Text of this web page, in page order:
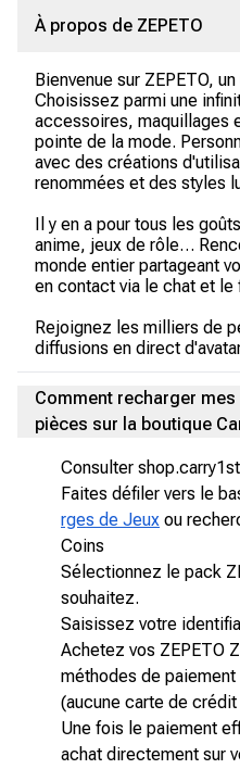
À propos de ZEPETO
Bienvenue sur ZEPETO,
Choisissez parmi une
accessoires, maquillages
pointe de la mode.
avec des créations
renommées et des styles
Il y en a pour tous les
anime, jeux de rôle…
monde entier partageant
en contact via le chat et le
Rejoignez les milliers de
diffusions en direct
Comment recharger mes
pièces sur la boutique
Consulter
Faites défiler vers le
rges de Jeux ou
Coins
Sélectionnez le pack
souhaitez.
Saisissez votre
Achetez vos ZEPETO
méthodes de
(aucune carte de crédit
Une fois le paiement
achat directement sur